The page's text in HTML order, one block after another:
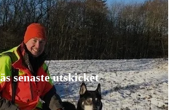
senaste utskicket